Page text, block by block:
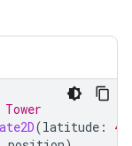
(latitude :